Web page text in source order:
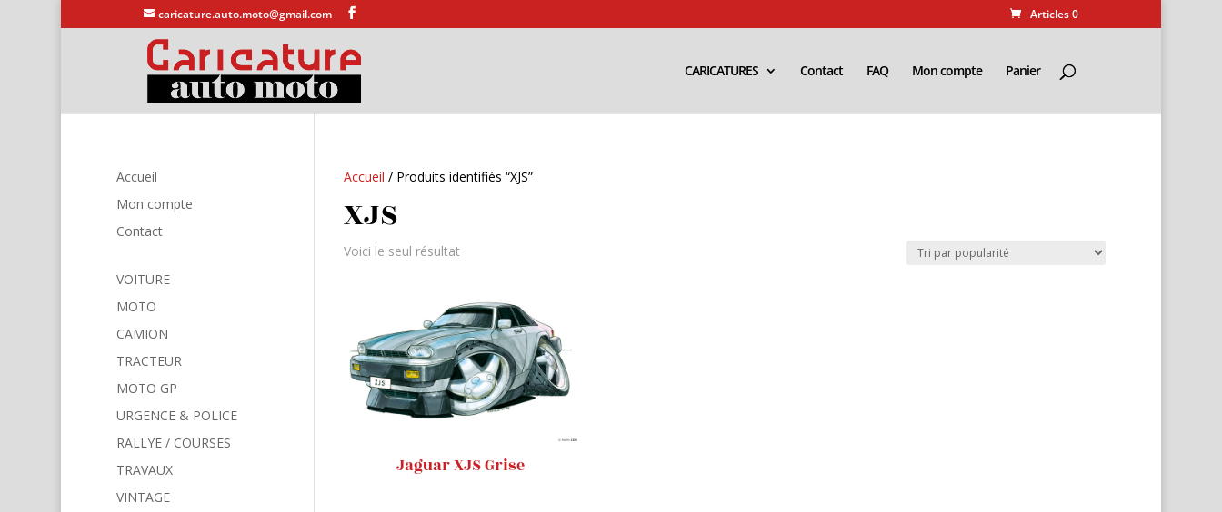
caricature.auto.moto@gmail.com Articles 0
CARICATURES Contact FAQ Mon compte Panier
Accueil / Produits identifiés “XJS”
XJS
Voici le seul résultat
Jaguar XJS Grise
Accueil
Mon compte
Contact
VOITURE
MOTO
CAMION
TRACTEUR
MOTO GP
URGENCE & POLICE
RALLYE / COURSES
TRAVAUX
VINTAGE